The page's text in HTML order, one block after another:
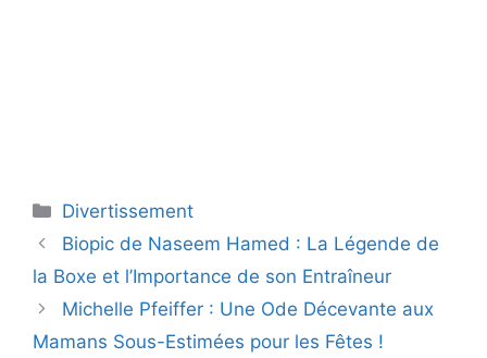
Catégories
Divertissement
Biopic de Naseem Hamed : La Légende de
la Boxe et l’Importance de son Entraîneur
Michelle Pfeiffer : Une Ode Décevante aux
Mamans Sous-Estimées pour les Fêtes !